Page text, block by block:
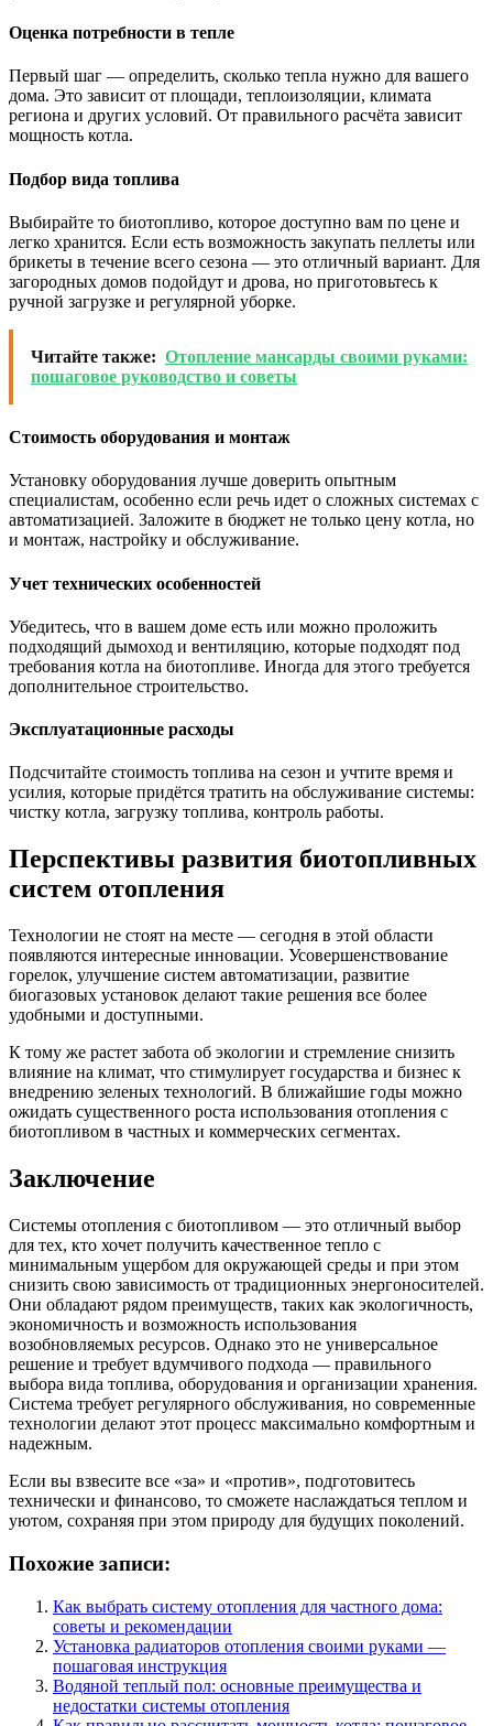
Оценка потребности в тепле
Первый шаг — определить, сколько тепла нужно для вашего
дома. Это зависит от площади, теплоизоляции, климата
региона и других условий. От правильного расчёта зависит
мощность котла.
Подбор вида топлива
Выбирайте то биотопливо, которое доступно вам по цене и
легко хранится. Если есть возможность закупать пеллеты или
брикеты в течение всего сезона — это отличный вариант. Для
загородных домов подойдут и дрова, но приготовьтесь к
ручной загрузке и регулярной уборке.
Читайте также: Отопление мансарды своими руками:
пошаговое руководство и советы
Стоимость оборудования и монтаж
Установку оборудования лучше доверить опытным
специалистам, особенно если речь идет о сложных системах с
автоматизацией. Заложите в бюджет не только цену котла, но
и монтаж, настройку и обслуживание.
Учет технических особенностей
Убедитесь, что в вашем доме есть или можно проложить
подходящий дымоход и вентиляцию, которые подходят под
требования котла на биотопливе. Иногда для этого требуется
дополнительное строительство.
Эксплуатационные расходы
Подсчитайте стоимость топлива на сезон и учтите время и
усилия, которые придётся тратить на обслуживание системы:
чистку котла, загрузку топлива, контроль работы.
Перспективы развития биотопливных
систем отопления
Технологии не стоят на месте — сегодня в этой области
появляются интересные инновации. Усовершенствование
горелок, улучшение систем автоматизации, развитие
биогазовых установок делают такие решения все более
удобными и доступными.
К тому же растет забота об экологии и стремление снизить
влияние на климат, что стимулирует государства и бизнес к
внедрению зеленых технологий. В ближайшие годы можно
ожидать существенного роста использования отопления с
биотопливом в частных и коммерческих сегментах.
Заключение
Системы отопления с биотопливом — это отличный выбор
для тех, кто хочет получить качественное тепло с
минимальным ущербом для окружающей среды и при этом
снизить свою зависимость от традиционных энергоносителей.
Они обладают рядом преимуществ, таких как экологичность,
экономичность и возможность использования
возобновляемых ресурсов. Однако это не универсальное
решение и требует вдумчивого подхода — правильного
выбора вида топлива, оборудования и организации хранения.
Система требует регулярного обслуживания, но современные
технологии делают этот процесс максимально комфортным и
надежным.
Если вы взвесите все «за» и «против», подготовитесь
технически и финансово, то сможете наслаждаться теплом и
уютом, сохраняя при этом природу для будущих поколений.
Похожие записи:
Как выбрать систему отопления для частного дома:
советы и рекомендации
Установка радиаторов отопления своими руками —
пошаговая инструкция
Водяной теплый пол: основные преимущества и
недостатки системы отопления